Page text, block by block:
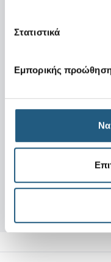
Στατιστικά
Εμπορικής
Να
3D Dog With Paws
4,99 €